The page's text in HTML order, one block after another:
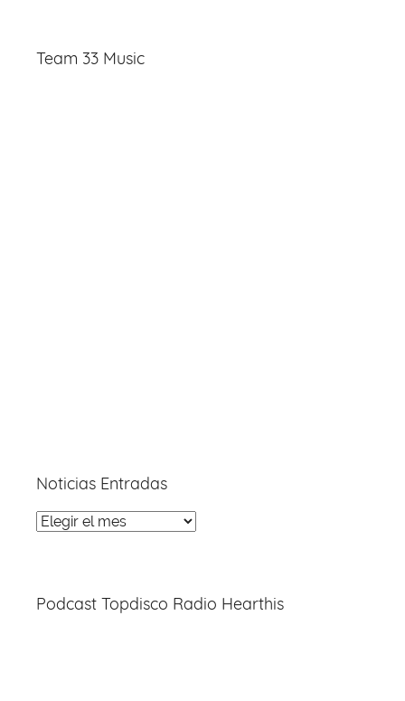
Team 33 Music
Noticias Entradas
Noticias
Podcast Topdisco Radio Hearthis